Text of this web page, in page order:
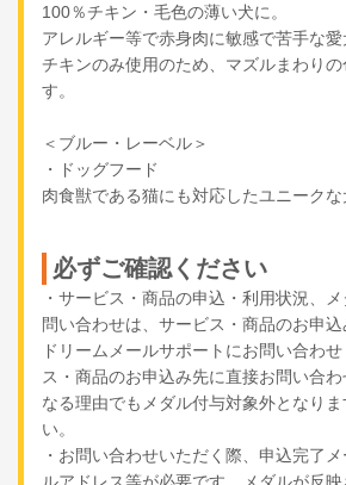
100％チキン・毛色の薄い犬に。
アレルギー等で赤身肉に敏感で苦手な愛
チキンのみ使用のため、マズルまわり
す。
＜ブルー・レーベル＞
・ドッグフード
肉食獣である猫にも対応したユニークな
必ずご確認ください
・サービス・商品の申込・利用状況、
問い合わせは、サービス・商品のお申
ドリームメールサポートにお問い合わ
ス・商品のお申込み先に直接お問い合
なる理由でもメダル付与対象外となり
い。
・お問い合わせいただく際、申込完了
ルアドレス等が必要です。メダルが反